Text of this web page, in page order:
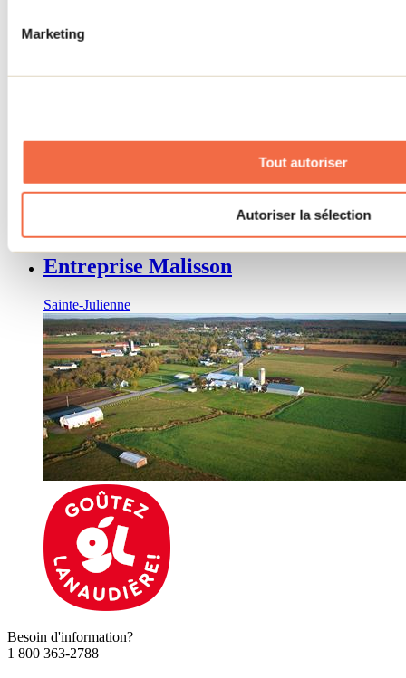
Marketing
Tout autoriser
Autoriser la sélection
Entreprise Malisson
Sainte-Julienne
Besoin d'information?
1 800 363-2788